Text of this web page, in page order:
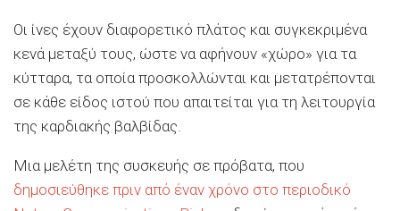
Οι ίνες έχουν διαφορετικό πλάτος και συγκεκριμένα
κενά μεταξύ τους, ώστε να αφήνουν «χώρο» για τα
κύτταρα, τα οποία προσκολλώνται και μετατρέπονται
σε κάθε είδος ιστού που απαιτείται για τη λειτουργία
της καρδιακής βαλβίδας.
Μια μελέτη της συσκευής σε πρόβατα, που
δημοσιεύθηκε πριν από έναν χρόνο στο περιοδικό